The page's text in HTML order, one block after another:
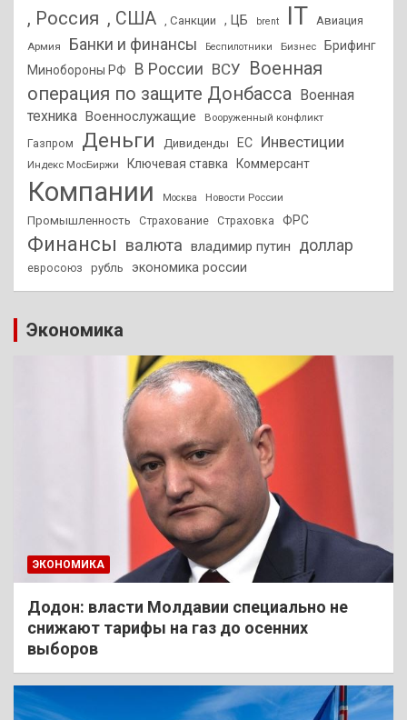
, Россия , США , Санкции , ЦБ brent IT Авиация
Армия Банки и финансы Беспилотники Бизнес
Брифинг
Минобороны РФ
В России ВСУ Военная
операция по защите Донбасса Военная
техника Военнослужащие Вооруженный конфликт
Газпром Деньги Дивиденды ЕС Инвестиции
Индекс МосБиржи Ключевая ставка Коммерсант
Компании Москва Новости России
Промышленность Страхование Страховка ФРС
Финансы валюта владимир путин доллар
евросоюз рубль экономика россии
Экономика
ЭКОНОМИКА
Додон: власти Молдавии специально не
снижают тарифы на газ до осенних
выборов